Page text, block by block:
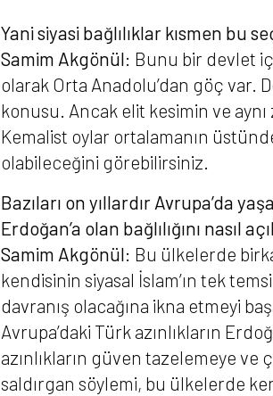
Yani siyasi bağlılıklar kısmen bu
Samim Akgönül: Bunu bir devlet
olarak Orta Anadolu’dan göç var.
konusu. Ancak elit kesimin ve aynı
Kemalist oylar ortalamanın
olabileceğini görebilirsiniz.
Bazıları on yıllardır Avrupa’da
Erdoğan’a olan bağlılığını nasıl
Samim Akgönül: Bu ülkelerde
kendisinin siyasal İslam’ın tek
davranış olacağına ikna etmeyi
Avrupa’daki Türk azınlıkların
azınlıkların güven tazelemeye ve
saldırgan söylemi, bu ülkelerde